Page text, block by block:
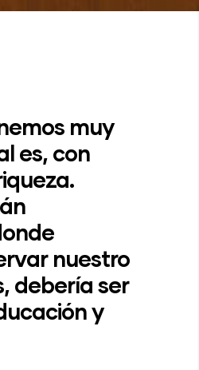
muy
es, con
nuestro
debería ser
y